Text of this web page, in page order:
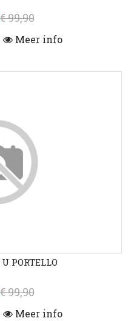
€ 99,90
Meer info
PORTELLO
€ 99,90
Meer info